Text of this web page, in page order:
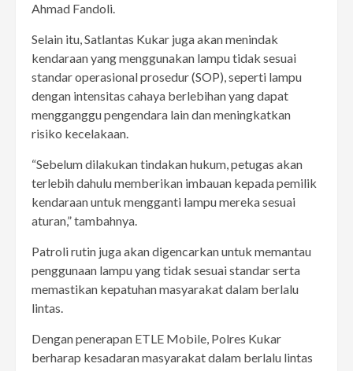
Ahmad Fandoli.
Selain itu, Satlantas Kukar juga akan menindak
kendaraan yang menggunakan lampu tidak sesuai
standar operasional prosedur (SOP), seperti lampu
dengan intensitas cahaya berlebihan yang dapat
mengganggu pengendara lain dan meningkatkan
risiko kecelakaan.
“Sebelum dilakukan tindakan hukum, petugas akan
terlebih dahulu memberikan imbauan kepada pemilik
kendaraan untuk mengganti lampu mereka sesuai
aturan,” tambahnya.
Patroli rutin juga akan digencarkan untuk memantau
penggunaan lampu yang tidak sesuai standar serta
memastikan kepatuhan masyarakat dalam berlalu
lintas.
Dengan penerapan ETLE Mobile, Polres Kukar
berharap kesadaran masyarakat dalam berlalu lintas